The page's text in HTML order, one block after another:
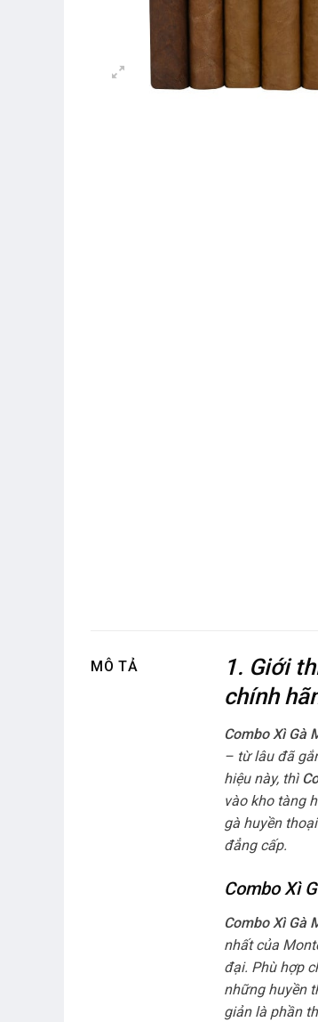
MÔ TẢ
1. Giới
chính
Combo Xì Gà
– từ lâu đã
hiệu này, thì
vào kho tàng
gà huyền
đẳng cấp.
Combo Xì
Combo Xì Gà
nhất của
đại. Phù hợp
những huyền
giản là phần